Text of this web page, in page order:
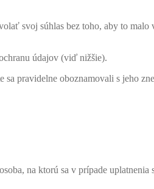
svoj súhlas bez toho, aby to
údajov (viď nižšie).
pravidelne oboznamovali s jeho
na ktorú sa v prípade uplatnenia